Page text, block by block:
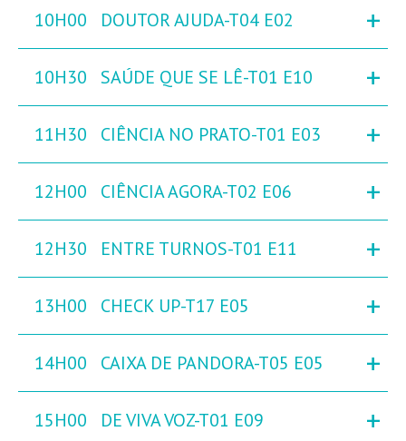
10H00 DOUTOR AJUDA-T04 E02 +
10H30 SAÚDE QUE SE LÊ-T01 E10 +
11H30 CIÊNCIA NO PRATO-T01 E03 +
12H00 CIÊNCIA AGORA-T02 E06 +
12H30 ENTRE TURNOS-T01 E11 +
13H00 CHECK UP-T17 E05 +
14H00 CAIXA DE PANDORA-T05 E05 +
15H00 DE VIVA VOZ-T01 E09 +